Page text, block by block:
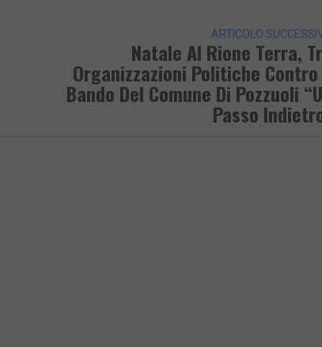
ARTICOLO
Natale Al Rione Terra,
Organizzazioni Politiche
Bando Del Comune Di Pozzuoli
Passo